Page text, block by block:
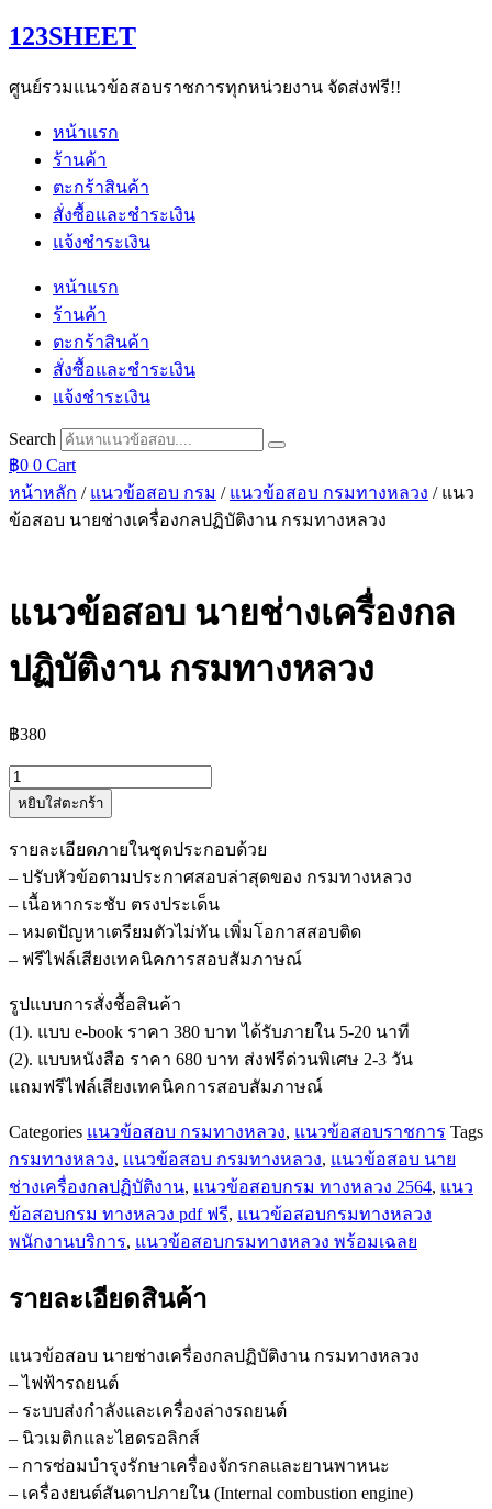
Skip
to
123SHEET
ศูนย์รวมแนวข้อสอบราชการทุกหน่วยงาน จัดส่งฟรี!!
หน้าแรก
ร้านค้า
ตะกร้าสินค้า
สั่งซื้อและชำระเงิน
แจ้งชำระเงิน
หน้าแรก
ร้านค้า
ตะกร้าสินค้า
สั่งซื้อและชำระเงิน
แจ้งชำระเงิน
Search
฿0 0 Cart
หน้าหลัก / แนวข้อสอบ กรม / แนวข้อสอบ กรมทางหลวง / แนว
ข้อสอบ นายช่างเครื่องกลปฏิบัติงาน กรมทางหลวง
แนวข้อสอบ นายช่างเครื่องกล
ปฏิบัติงาน กรมทางหลวง
฿380
จำนวน
แนว
นาย
ช่าง
เครื่องกล
ปฏิบัติ
งาน
กรม
ทางหลวง
ชิ้น
หยิบใส่ตะกร้า
รายละเอียดภายในชุดประกอบด้วย
– ปรับหัวข้อตามประกาศสอบล่าสุดของ กรมทางหลวง
– เนื้อหากระชับ ตรงประเด็น
– หมดปัญหาเตรียมตัวไม่ทัน เพิ่มโอกาสสอบติด
– ฟรีไฟล์เสียงเทคนิคการสอบสัมภาษณ์
รูปแบบการสั่งชื้อสินค้า
(1). แบบ e-book ราคา 380 บาท ได้รับภายใน 5-20 นาที
(2). แบบหนังสือ ราคา 680 บาท ส่งฟรีด่วนพิเศษ 2-3 วัน
แถมฟรีไฟล์เสียงเทคนิคการสอบสัมภาษณ์
Categories แนวข้อสอบ กรมทางหลวง, แนวข้อสอบราชการ Tags
กรมทางหลวง, แนวข้อสอบ กรมทางหลวง, แนวข้อสอบ นาย
ช่างเครื่องกลปฏิบัติงาน, แนวข้อสอบกรม ทางหลวง 2564, แนว
ข้อสอบกรม ทางหลวง pdf ฟรี, แนวข้อสอบกรมทางหลวง
พนักงานบริการ, แนวข้อสอบกรมทางหลวง พร้อมเฉลย
รายละเอียดสินค้า
แนวข้อสอบ นายช่างเครื่องกลปฏิบัติงาน กรมทางหลวง
– ไฟฟ้ารถยนต์
– ระบบส่งกำลังและเครื่องล่างรถยนต์
– นิวเมติกและไฮดรอลิกส์
– การซ่อมบำรุงรักษาเครื่องจักรกลและยานพาหนะ
– เครื่องยนต์สันดาปภายใน (Internal combustion engine)